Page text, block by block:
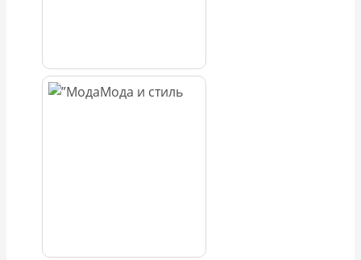
Мода и стиль